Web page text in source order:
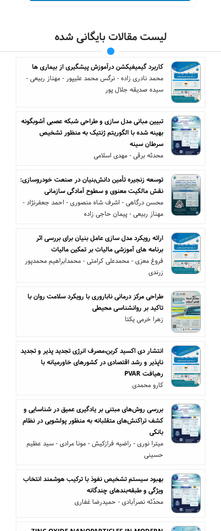
لیست مقالات بایگانی شده
کاربرد گیمیفیکشن درآموزش پیشگیری از بیماری ها
محمد نادری زاده - نرگس محمد علیپور - مهناز ربیعی -
سیده صدیقه جلال پور
تبیین مبانی مدل سازی و طراحی شبکه عصبی آشوبگونه
بهینه شده با الگوریتم ژنتیک به منظور تشخیص
سرطان سینه
محدثه برقی - مهدی اسلامی
توسعه زنجیره تأمین دانش‌بنیان در صنعت خودروسازی:
نقش مالکیت معنوی و سطوح آمادگی سازمانی
محسن درگاهی - اشرف شاه منصوری - احمد جعفرنژاد -
مهناز ربیعی - پیمان حاجی زاده
ارائه رویکرد مدل سازی عامل بنیان برای بررسی اثر
برنامه های آموزشی مالیات بر تمکین مالیات
فروغ معزی - محمدعلی کرامتی - محمدابراهیم محمدپور
زرندی
طراحی مرکز درمانی ناباروری با رویکرد سلامت روان با
تاکید بر روانشناسی محیطی
زهرا خرمی یکتا
انتشار دی اکسید کربن،مصرف انرژی تجدید پذیر و تجدید
ناپذیر و رشد اقتصادی در کشورهای خاورمیانه با
رهیافت PVAR
کارو محمدی
بررسی روش‌های مبتنی بر یادگیری عمیق در شناسایی و
کشف تراکنش‌های متقلبانه به منظور پولشویی در نظام
بانکی
میترا نوری - راضیه فرازکیش - مونا مرادی - سید عظیم
حسینی
بهبود سیستم تشخیص نفوذ با ترکیب هوشمند انتخاب
ویژگی و طبقه‌بندهای چندگانه
محدّثه نصرآبادی - حمیدرضا غفاری